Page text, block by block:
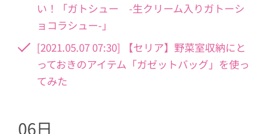
い！「ガトシュー -生クリーム入りガトーシ
ョコラシュー-」
[2021.05.07 07:30] 【セリア】野菜室収納にと
っておきのアイテム「ガゼットバッグ」を使っ
てみた
06日